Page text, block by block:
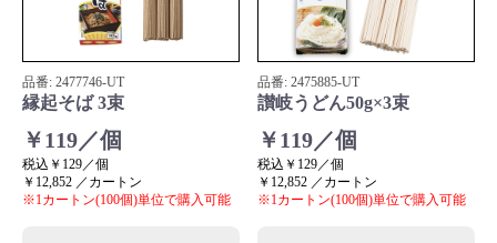
品番: 2477746-UT
縁起そば 3束
￥119／個
税込￥129／個
￥12,852 ／カートン
※1カートン(100個)単位で購入可能
品番: 2475885-UT
讃岐うどん50g×3束
￥119／個
税込￥129／個
￥12,852 ／カートン
※1カートン(100個)単位で購入可能